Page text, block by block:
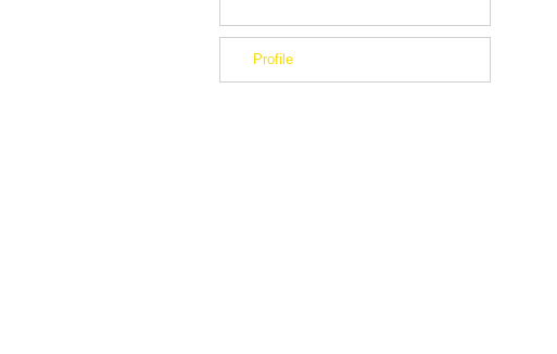
Profile